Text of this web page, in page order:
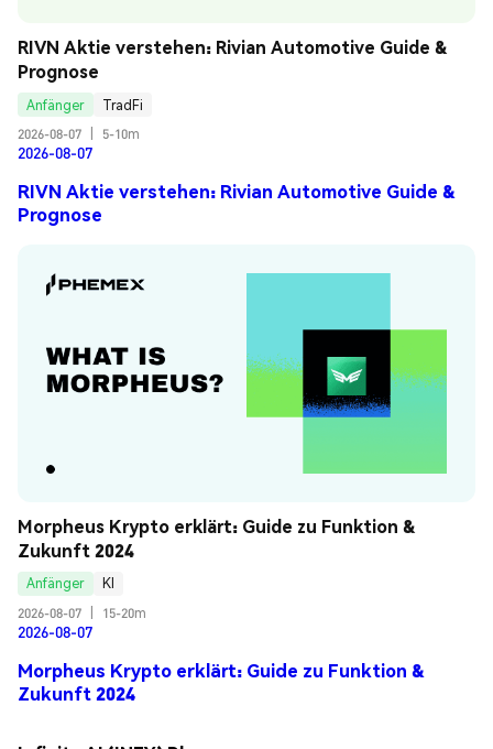
RIVN Aktie verstehen: Rivian Automotive Guide &
Prognose
Anfänger
TradFi
2026-08-07
5-10m
2026-08-07
RIVN Aktie verstehen: Rivian Automotive Guide &
Prognose
Morpheus Krypto erklärt: Guide zu Funktion &
Zukunft 2024
Anfänger
KI
2026-08-07
15-20m
2026-08-07
Morpheus Krypto erklärt: Guide zu Funktion &
Zukunft 2024